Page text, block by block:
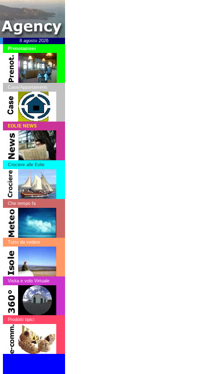
8 agosto 2026
Prenotazioni
Case/Appartamenti.
EOLIE NEWS
Crociere alle Eolie
Che tempo fa
Tutto da vedere
Visita e volo Virtuale
Prodotti tipici